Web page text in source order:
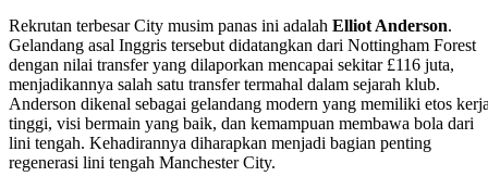
Rekrutan terbesar City musim panas ini adalah Elliot Anderson.
Gelandang asal Inggris tersebut didatangkan dari Nottingham Forest
dengan nilai transfer yang dilaporkan mencapai sekitar £116 juta,
menjadikannya salah satu transfer termahal dalam sejarah klub.
Anderson dikenal sebagai gelandang modern yang memiliki etos
tinggi, visi bermain yang baik, dan kemampuan membawa bola dari
lini tengah. Kehadirannya diharapkan menjadi bagian penting
regenerasi lini tengah Manchester City.